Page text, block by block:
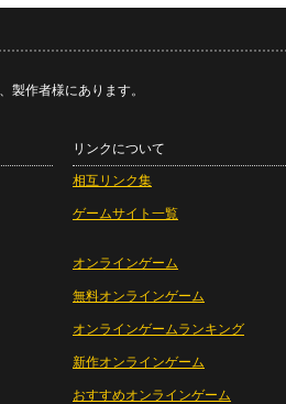
製作者様にあります。
リンクについて
相互リンク集
ゲームサイト一覧
オンラインゲーム
無料オンラインゲーム
オンラインゲームランキング
新作オンラインゲーム
おすすめオンラインゲーム